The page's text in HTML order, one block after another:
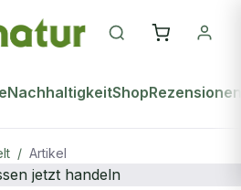
NachhaltigkeitShopRezensionen
/ Artikel